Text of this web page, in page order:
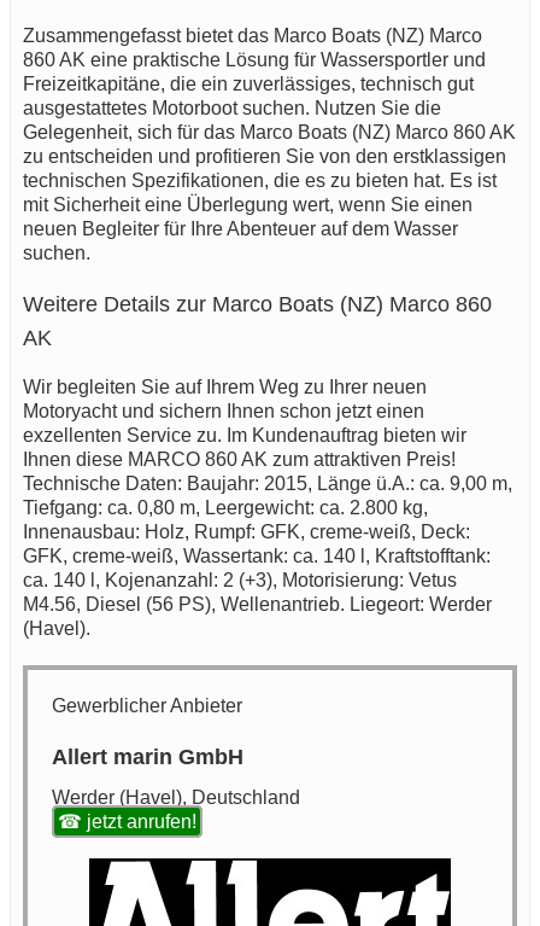
Zusammengefasst bietet das Marco Boats (NZ) Marco
860 AK eine praktische Lösung für Wassersportler und
Freizeitkapitäne, die ein zuverlässiges, technisch gut
ausgestattetes Motorboot suchen. Nutzen Sie die
Gelegenheit, sich für das Marco Boats (NZ) Marco 860 AK
zu entscheiden und profitieren Sie von den erstklassigen
technischen Spezifikationen, die es zu bieten hat. Es ist
mit Sicherheit eine Überlegung wert, wenn Sie einen
neuen Begleiter für Ihre Abenteuer auf dem Wasser
suchen.
Weitere Details zur Marco Boats (NZ) Marco 860
AK
Wir begleiten Sie auf Ihrem Weg zu Ihrer neuen
Motoryacht und sichern Ihnen schon jetzt einen
exzellenten Service zu. Im Kundenauftrag bieten wir
Ihnen diese MARCO 860 AK zum attraktiven Preis!
Technische Daten: Baujahr: 2015, Länge ü.A.: ca. 9,00 m,
Tiefgang: ca. 0,80 m, Leergewicht: ca. 2.800 kg,
Innenausbau: Holz, Rumpf: GFK, creme-weiß, Deck:
GFK, creme-weiß, Wassertank: ca. 140 l, Kraftstofftank:
ca. 140 l, Kojenanzahl: 2 (+3), Motorisierung: Vetus
M4.56, Diesel (56 PS), Wellenantrieb. Liegeort: Werder
(Havel).
Gewerblicher Anbieter
Allert marin GmbH
Werder (Havel), Deutschland
☎ jetzt anrufen!